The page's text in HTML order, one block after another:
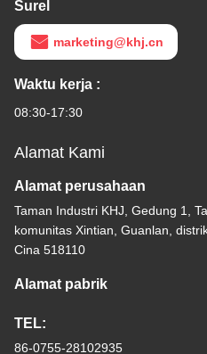
Surel
marketing@khj.cn
Waktu kerja :
08:30-17:30
Alamat Kami
Alamat perusahaan
Taman Industri KHJ, Gedung 1,
komunitas Xintian, Guanlan,
Cina 518110
Alamat pabrik
TEL:
86-0755-28102935